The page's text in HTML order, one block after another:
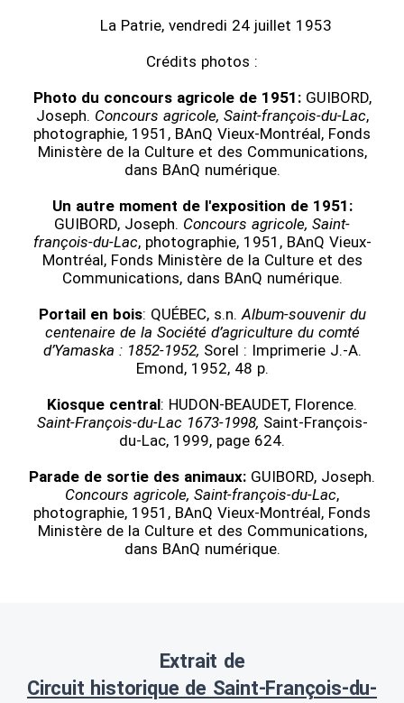
La Patrie, vendredi 24 juillet 1953
Crédits photos :
Photo du concours agricole de 1951: GUIBORD,
Joseph. Concours agricole, Saint-françois-du-Lac,
photographie, 1951, BAnQ Vieux-Montréal, Fonds
Ministère de la Culture et des Communications,
dans BAnQ numérique.
Un autre moment de l'exposition de 1951:
GUIBORD, Joseph. Concours agricole, Saint-
françois-du-Lac, photographie, 1951, BAnQ Vieux-
Montréal, Fonds Ministère de la Culture et des
Communications, dans BAnQ numérique.
Portail en bois: QUÉBEC, s.n.Album-souvenir du
centenaire de la Société d’agriculture du comté
d’Yamaska : 1852-1952, Sorel : Imprimerie J.-A.
Emond, 1952, 48 p.
Kiosque central: HUDON-BEAUDET, Florence.
Saint-François-du-Lac 1673-1998, Saint-François-
du-Lac, 1999, page 624.
Parade de sortie des animaux: GUIBORD, Joseph.
Concours agricole, Saint-françois-du-Lac,
photographie, 1951, BAnQ Vieux-Montréal, Fonds
Ministère de la Culture et des Communications,
dans BAnQ numérique.
Extrait de
Circuit historique de Saint-François-du-